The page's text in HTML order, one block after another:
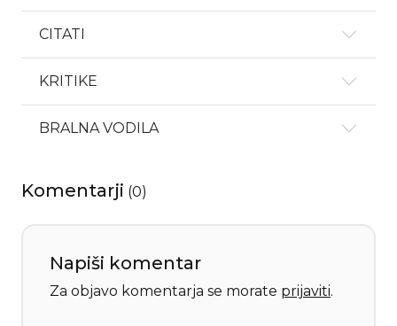
CITATI
KRITIKE
BRALNA VODILA
Komentarji (0)
Napiši komentar
Za objavo komentarja se morate prijaviti.